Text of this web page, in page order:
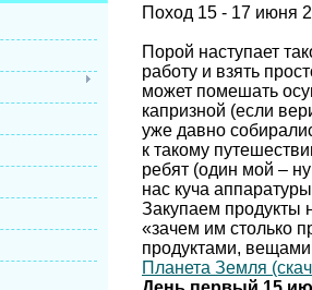
Поход 15 - 17 июня
Порой наступает
работу и взять
может помешать
капризной (если
уже давно
к такому
ребят (один мой –
нас куча
Закупаем продукты
«зачем им столько
продуктами,
Планета Земля